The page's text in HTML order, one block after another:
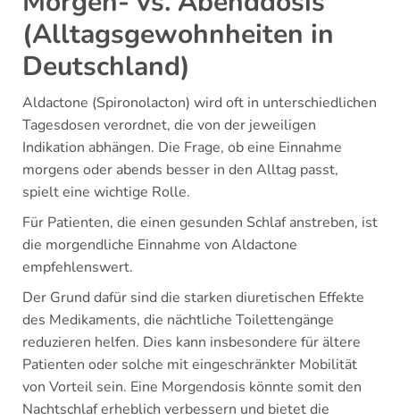
(Alltagsgewohnheiten in
Deutschland)
Aldactone (Spironolacton) wird oft in unterschiedlichen
Tagesdosen verordnet, die von der jeweiligen
Indikation abhängen. Die Frage, ob eine Einnahme
morgens oder abends besser in den Alltag passt,
spielt eine wichtige Rolle.
Für Patienten, die einen gesunden Schlaf anstreben, ist
die morgendliche Einnahme von Aldactone
empfehlenswert.
Der Grund dafür sind die starken diuretischen Effekte
des Medikaments, die nächtliche Toilettengänge
reduzieren helfen. Dies kann insbesondere für ältere
Patienten oder solche mit eingeschränkter Mobilität
von Vorteil sein. Eine Morgendosis könnte somit den
Nachtschlaf erheblich verbessern und bietet die